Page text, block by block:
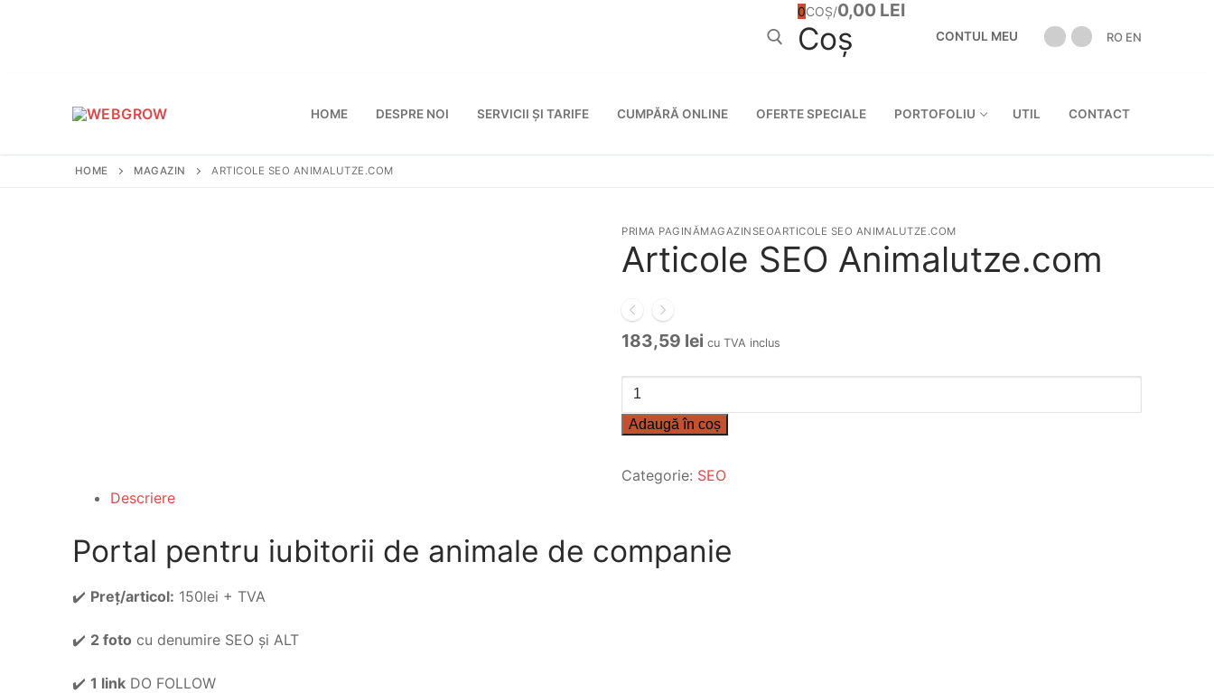
Caută după:
0COȘ/0,00 LEI
Coș CONTUL MEU RO EN
HOME DESPRE NOI SERVICII ȘI TARIFE CUMPĂRĂ ONLINE OFERTE SPECIALE PORTOFOLIU UTIL CONTACT
HOME MAGAZIN ARTICOLE SEO ANIMALUTZE.COM
PRIMA PAGINĂMAGAZINSEOARTICOLE SEO ANIMALUTZE.COM
Articole SEO Animalutze.com
183,59 lei cu TVA inclus
Cantitate
Articole
SEO
Adaugă în coș
Categorie: SEO
Descriere
Portal pentru iubitorii de animale de companie
✔️ Preț/articol: 150lei + TVA
✔️ 2 foto cu denumire SEO și ALT
✔️ 1 link DO FOLLOW